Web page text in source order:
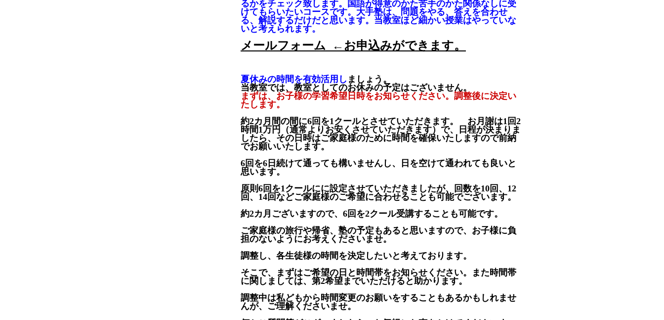
るかをチェック致します。国語が得意のかた苦手のかた関係なしに受
けてもらいたいコースです。大手塾は、問題をやる、答えを合わせ
る、解説するだけだと思います。当教室ほど細かい授業はやっていな
いと考えられます。
メールフォーム ←お申込みができます。
夏休みの時間を有効活用し ましょう。
当教室では、教室としてのお休みの予定はございません。
まずは、お子様の学習希望日時をお知らせください。調整後に決定い
たします。
約2カ月間の間に6回を1クールとさせていただきます。 お月謝は1回2
時間1万円（通常よりお安くさせていただきます）で、日程が決まりま
したら、その日時はご家庭様のために時間を確保いたしますので前納
でお願いいたします。
6回を6日続けて通っても構いませんし、日を空けて通われても良いと
思います。
原則6回を1クールにに設定させていただきましたが、回数を10回、12
回、14回などご家庭様のご希望に合わせることも可能でございます。
約2カ月ございますので、6回を2クール受講することも可能です。
ご家庭様の旅行や帰省、塾の予定もあると思いますので、お子様に負
担のないようにお考えくださいませ。
調整し、各生徒様の時間を決定したいと考えております。
そこで、まずはご希望の日と時間帯をお知らせください。また時間帯
に関しましては、第2希望までいただけると助かります。
調整中は私どもから時間変更のお願いをすることもあるかもしれませ
んが、ご理解くださいませ。